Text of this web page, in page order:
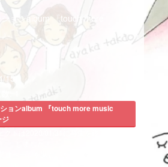
業 チャレンジ
地域活性化
CAMPFIRE Creation
さと納税machi-yaコミュニティ
ションalbum 『touch more
15)
ョンalbum 『touch more music